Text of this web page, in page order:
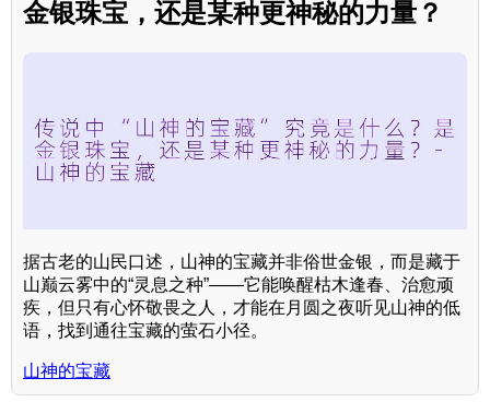
金银珠宝，还是某种更神秘的力量？
据古老的山民口述，山神的宝藏并非俗世金银，而是藏于
山巅云雾中的“灵息之种”——它能唤醒枯木逢春、治愈顽
疾，但只有心怀敬畏之人，才能在月圆之夜听见山神的低
语，找到通往宝藏的萤石小径。
山神的宝藏